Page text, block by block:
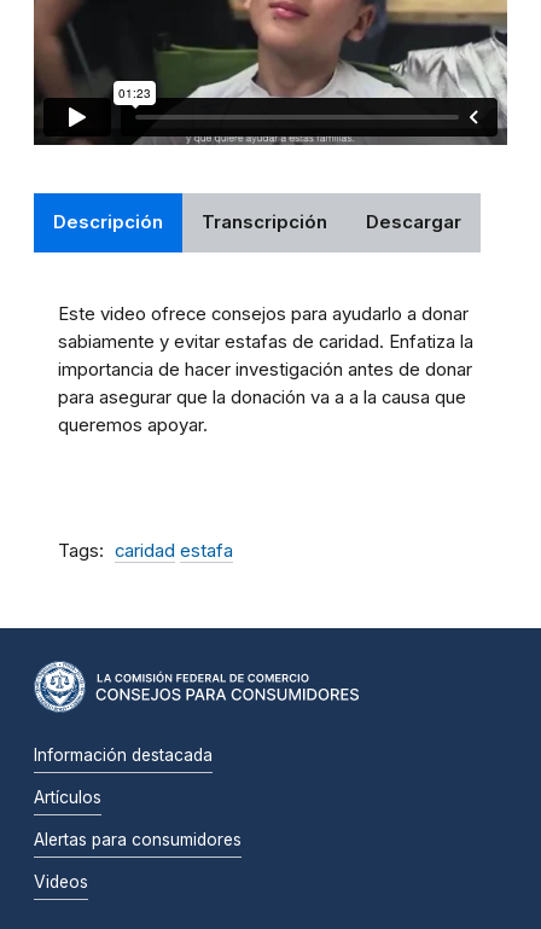
Descripción Transcripción Descargar
Este video ofrece consejos para ayudarlo a donar
sabiamente y evitar estafas de caridad. Enfatiza la
importancia de hacer investigación antes de donar
para asegurar que la donación va a a la causa que
queremos apoyar.
Tags caridad estafa
Información destacada
Artículos
Alertas para consumidores
Videos